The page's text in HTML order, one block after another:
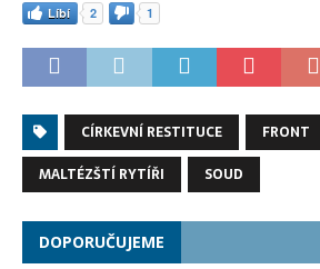
Líbí 2 1
CÍRKEVNÍ RESTITUCE FRONT
MALTÉZŠTÍ RYTÍŘI
SOUD
DOPORUČUJEME